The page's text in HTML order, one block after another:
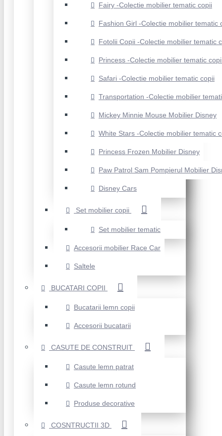
Fairy -Colectie mobilier tematic copii
Fashion Girl -Colectie mobilier tematic
Fotolii Copii -Colectie mobilier tematic
Princess -Colectie mobilier tematic
Safari -Colectie mobilier tematic copii
Transportation -Colectie mobilier
Mickey Minnie Mouse Mobilier Disney
White Stars -Colectie mobilier tematic
Princess Frozen Mobilier Disney
Paw Patrol Sam Pompierul Mobilier
Disney Cars
Set mobilier copii
Set mobilier tematic
Accesorii mobilier Race Car
Saltele
BUCATARI COPII
Bucatarii lemn copii
Accesorii bucatarii
CASUTE DE CONSTRUIT
Casute lemn patrat
Casute lemn rotund
Produse decorative
COSNTRUCTII 3D